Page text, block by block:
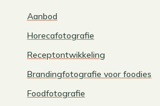
Aanbod
Horecafotografie
Receptontwikkeling
Brandingfotografie voor foodies
Foodfotografie